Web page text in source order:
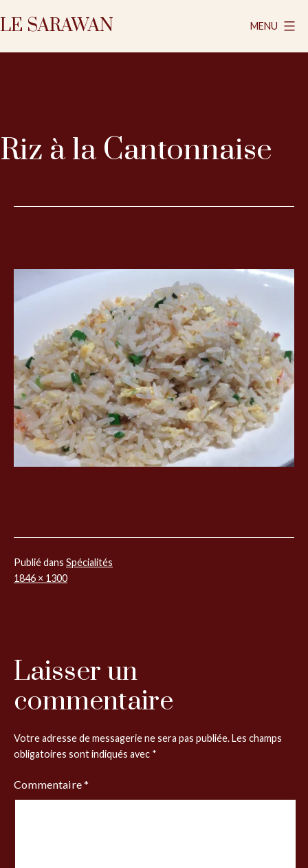
au
LE SARAWAN MENU
Riz à la Cantonnaise
Publié dans Spécialités
Taille
1846 × 1300
Laisser un
commentaire
Votre adresse de messagerie ne sera pas publiée.Les champs
obligatoires sont indiqués avec *
Commentaire*